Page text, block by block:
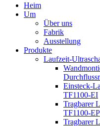
Heim
Um
Über uns
Fabrik
Ausstellung
Produkte
Laufzeit-
Einsteck-
TF1100-EI
Tragbarer
TF1100-EP
Tragbarer